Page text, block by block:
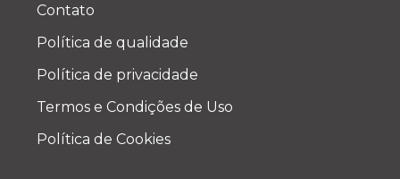
Contato
Política de qualidade
Política de privacidade
Termos e Condições de Uso
Política de Cookies